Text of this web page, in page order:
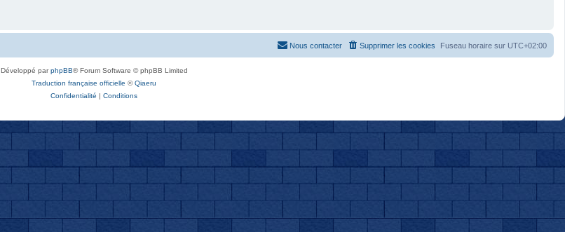
Fuseau horaire sur UTC+02:00
Supprimer les cookies
Nous contacter
Développé parphpBB® Forum Software © phpBB Limited
Traduction française officielle ©Qiaeru
Confidentialité | Conditions